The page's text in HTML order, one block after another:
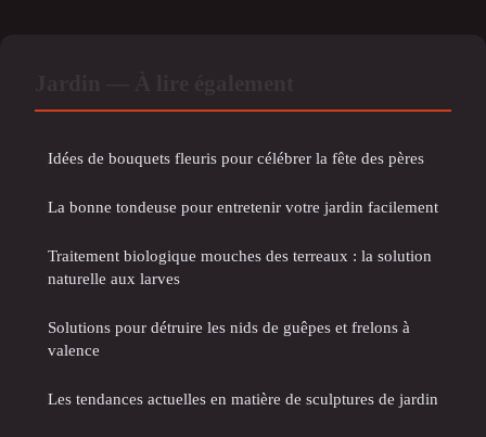
Idées de bouquets fleuris pour célébrer la fête des pères
La bonne tondeuse pour entretenir votre jardin facilement
Traitement biologique mouches des terreaux : la solution
naturelle aux larves
Solutions pour détruire les nids de guêpes et frelons à
valence
Les tendances actuelles en matière de sculptures de jardin